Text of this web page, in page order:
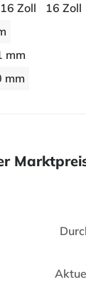
16 Zoll
16 Zoll
mm
mm